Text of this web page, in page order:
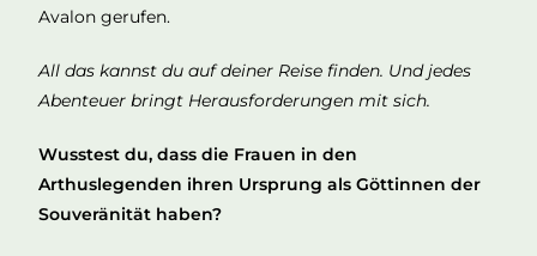
Avalon gerufen.
All das kannst du auf deiner Reise finden. Und jedes
Abenteuer bringt Herausforderungen mit sich.
Wusstest du, dass die Frauen in den
Arthuslegenden ihren Ursprung als Göttinnen der
Souveränität haben?